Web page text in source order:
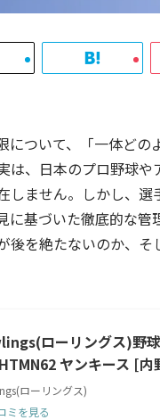
について、「一体ど
は、日本のプロ野球
しません。しかし、
に基づいた徹底的な
後を絶たないのか、
ローリングス)野
ヤンキース [
ローリングス)
ミを見る